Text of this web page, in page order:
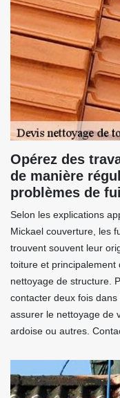
Opérez des
de manière
problèmes de
Selon les explications
Mickael couverture, les
trouvent souvent leur
toiture et principalement
nettoyage de structure.
contacter deux fois
assurer le nettoyage de
ardoise ou autres.